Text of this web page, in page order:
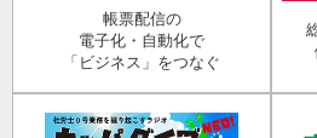
帳票配信の
電子化・自動化で
「ビジネス」をつなぐ